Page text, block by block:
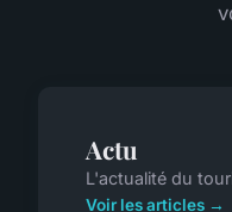
Actu
L'actualité du
Voir les articles →